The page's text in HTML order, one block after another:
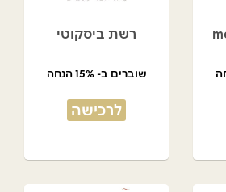
רשת ביסקוטי
שוברים ב- 15% הנחה
לרכישה